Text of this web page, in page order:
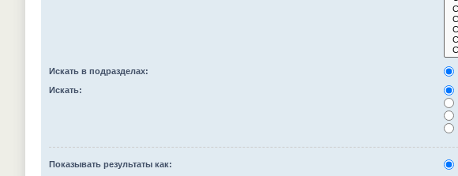
Искать в подразделах:
Искать:
Показывать результаты как: